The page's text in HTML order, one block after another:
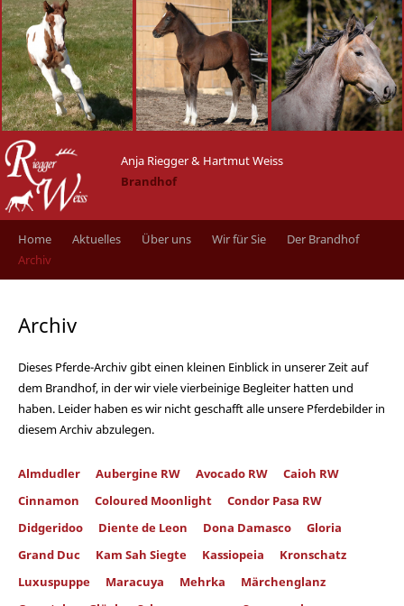
Anja Riegger & Hartmut Weiss
Brandhof
Home Aktuelles Über uns Wir für Sie
Der Brandhof
Archiv
Archiv
Dieses Pferde-Archiv gibt einen kleinen Einblick in unserer Zeit auf
dem Brandhof, in der wir viele vierbeinige Begleiter hatten und
haben. Leider haben es wir nicht geschafft alle unsere Pferdebilder in
diesem Archiv abzulegen.
Almdudler Aubergine RW Avocado RW
Caioh RW
Cinnamon
Coloured Moonlight
Condor Pasa RW
Didgeridoo
Diente de Leon Dona Damasco
Gloria
Grand Duc
Kam Sah Siegte Kassiopeia
Kronschatz
Luxuspuppe
Maracuya Mehrka
Märchenglanz